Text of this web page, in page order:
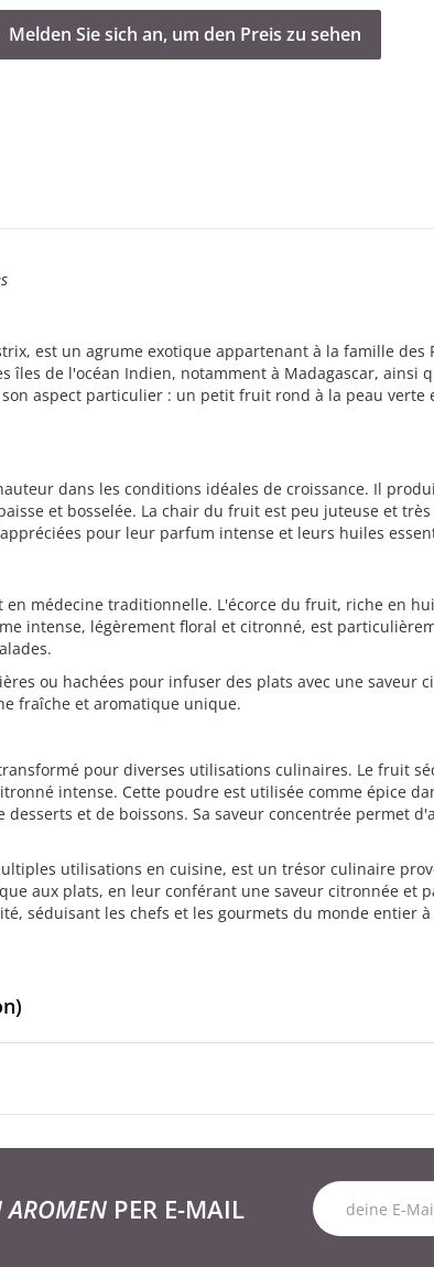
Melden Sie sich an, um den Preis zu sehen
est un agrume exotique appartenant à la famille
de l'océan Indien, notamment à Madagascar, ainsi
aspect particulier : un petit fruit rond à la peau verte
dans les conditions idéales de croissance. Il
et bosselée. La chair du fruit est peu juteuse et
pour leur parfum intense et leurs huiles
médecine traditionnelle. L'écorce du fruit, riche en
intense, légèrement floral et citronné, est
ou hachées pour infuser des plats avec une saveur
fraîche et aromatique unique.
pour diverses utilisations culinaires. Le fruit
intense. Cette poudre est utilisée comme épice
et de boissons. Sa saveur concentrée permet
utilisations en cuisine, est un trésor culinaire
aux plats, en leur conférant une saveur citronnée et
séduisant les chefs et les gourmets du monde entier
AROMEN PER E-MAIL